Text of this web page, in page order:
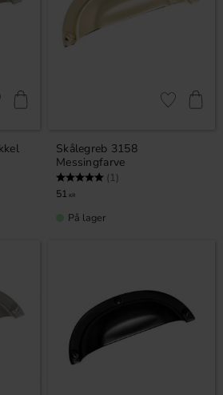
som favorit
Skålegreb 3158
Messingfarve
Vurdering: (1)
51 KR
Gem som
På lager